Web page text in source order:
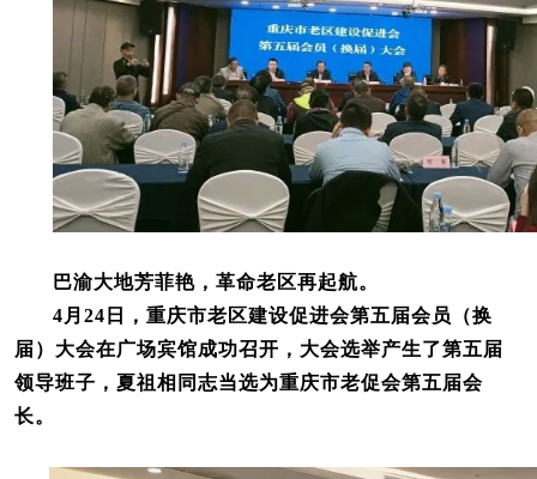
巴渝大地芳菲艳，革命老区再起航。
4月24日，重庆市老区建设促进会第五届会员（换
届）大会在广场宾馆成功召开，大会选举产生了第五届
领导班子，夏祖相同志当选为重庆市老促会第五届会
长。